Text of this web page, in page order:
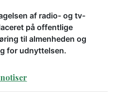
af radio- og tv-
på offentlige
til almenheden og
for udnyttelsen.